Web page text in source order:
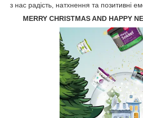
з нас радість, натхнення та позитивні
MERRY CHRISTMAS AND HAPPY